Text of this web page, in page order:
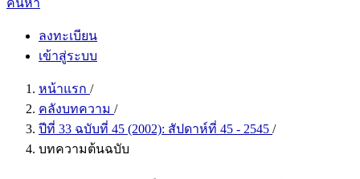
ค้นหา
ลงทะเบียน
เข้าสู่ระบบ
หน้าแรก /
คลังบทความ /
ปีที่ 33 ฉบับที่ 45 (2002): สัปดาห์ที่ 45 - 2545 /
บทความต้นฉบับ